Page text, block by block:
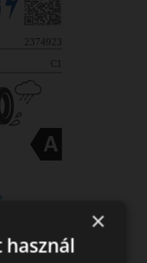
×